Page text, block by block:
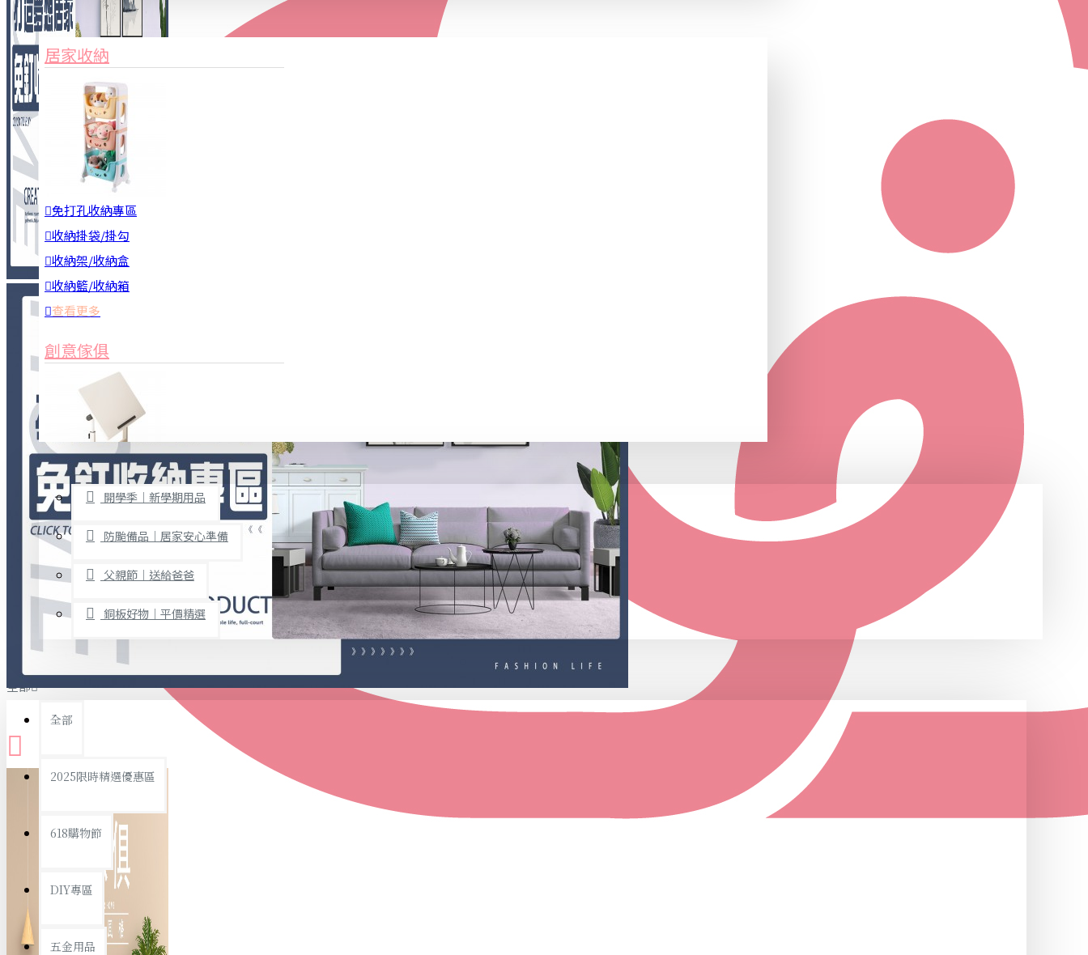
3C周邊
居家安全
居家清潔
查看更多
餐飲廚具
廚房收納
烘焙用具
隨身餐具
查看更多
文具禮品
事務用品
文具收納
書寫用品
衛浴用品
個人衛浴用品
家俱&收納
居家收納
免打孔收納專區
收納掛袋/掛勾
收納架/收納盒
收納籃/收納箱
查看更多
創意傢俱
桌子/椅子
置物架/收納櫃
其他
免打孔收納專區
限時促銷
開學季｜新學期用品
防颱備品｜居家安心準備
父親節｜送給爸爸
銅板好物｜平價精選
全部
全部
2025限時精選優惠區
618購物節
DIY專區
五金用品